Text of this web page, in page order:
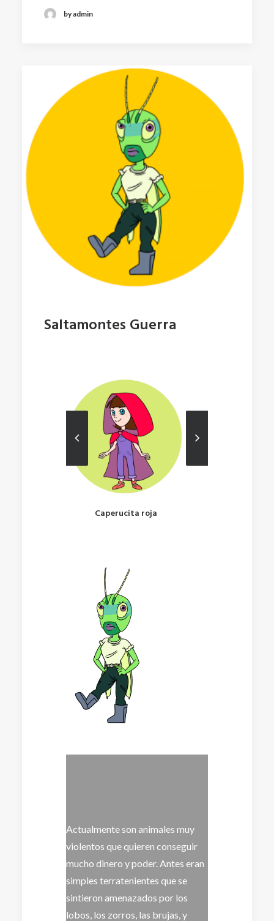
by admin
Saltamontes Guerra
Caperucita roja
Actualmente son animales muy
violentos que quieren conseguir
mucho dinero y poder. Antes eran
simples terratenientes que se
sintieron amenazados por los
lobos, los zorros, las brujas, y